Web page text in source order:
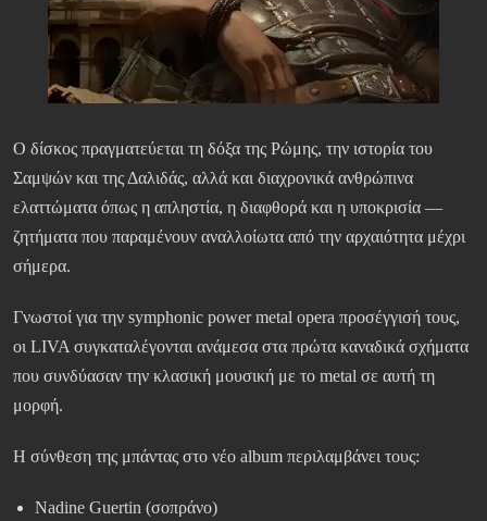
Ο δίσκος πραγματεύεται τη δόξα της Ρώμης, την ιστορία του
Σαμψών και της Δαλιδάς, αλλά και διαχρονικά ανθρώπινα
ελαττώματα όπως η απληστία, η διαφθορά και η υποκρισία —
ζητήματα που παραμένουν αναλλοίωτα από την αρχαιότητα μέχρι
σήμερα.
Γνωστοί για την symphonic power metal opera προσέγγισή τους,
οι LIVA συγκαταλέγονται ανάμεσα στα πρώτα καναδικά σχήματα
που συνδύασαν την κλασική μουσική με το metal σε αυτή τη
μορφή.
Η σύνθεση της μπάντας στο νέο album περιλαμβάνει τους:
Nadine Guertin (σοπράνο)